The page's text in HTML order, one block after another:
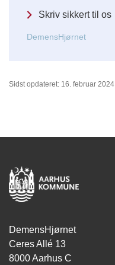
Skriv sikkert til os
DemensHjørnet
Sidst opdateret: 16. februar 2024
DemensHjørnet
Ceres Allé 13
8000 Aarhus C